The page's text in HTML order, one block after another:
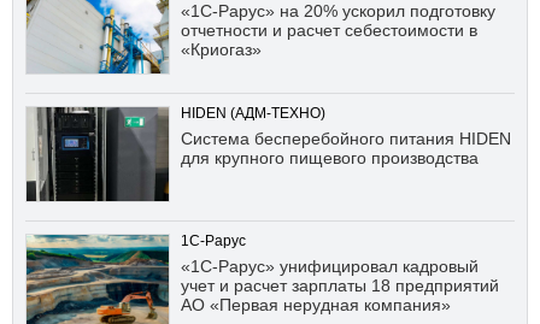
«1С-Рарус» на 20% ускорил подготовку
отчетности и расчет себестоимости в
«Криогаз»
HIDEN (АДМ-ТЕХНО)
Система бесперебойного питания HIDEN
для крупного пищевого производства
1С-Рарус
«1С-Рарус» унифицировал кадровый
учет и расчет зарплаты 18 предприятий
АО «Первая нерудная компания»